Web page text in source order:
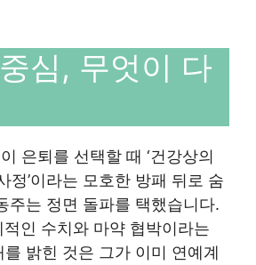
심, 무엇이 다
은퇴를 선택할 때 ‘건강상의
정’이라는 모호한 방패 뒤로 숨
주는 정면 돌파를 택했습니다.
인 수치와 마약 협박이라는
밝힌 것은 그가 이미 연예계